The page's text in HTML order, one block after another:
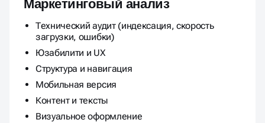
Маркетинговый анализ
Технический аудит (индексация, скорость
загрузки, ошибки)
Юзабилити и UX
Структура и навигация
Мобильная версия
Контент и тексты
Визуальное оформление